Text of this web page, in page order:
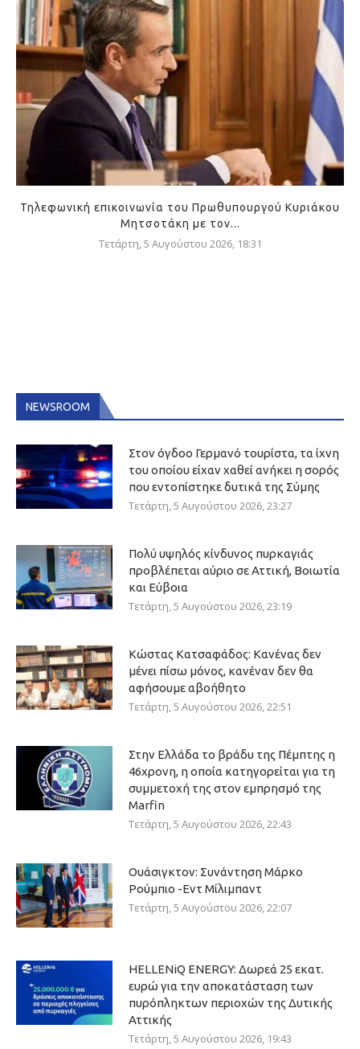
Τηλεφωνική επικοινωνία του Πρωθυπουργού Κυριάκου
Μητσοτάκη με τον...
Τετάρτη, 5 Αυγούστου 2026, 18:31
NEWSROOM
Στον όγδοο Γερμανό τουρίστα, τα ίχνη
του οποίου είχαν χαθεί ανήκει η σορός
που εντοπίστηκε δυτικά της Σύμης
Τετάρτη, 5 Αυγούστου 2026, 23:27
Πολύ υψηλός κίνδυνος πυρκαγιάς
προβλέπεται αύριο σε Αττική, Βοιωτία
και Εύβοια
Τετάρτη, 5 Αυγούστου 2026, 23:19
Κώστας Κατσαφάδος: Κανένας δεν
μένει πίσω μόνος, κανέναν δεν θα
αφήσουμε αβοήθητο
Τετάρτη, 5 Αυγούστου 2026, 22:51
Στην Ελλάδα το βράδυ της Πέμπτης η
46χρονη, η οποία κατηγορείται για τη
συμμετοχή της στον εμπρησμό της
Marfin
Τετάρτη, 5 Αυγούστου 2026, 22:43
Ουάσιγκτον: Συνάντηση Μάρκο
Ρούμπιο -Εντ Μίλιμπαντ
Τετάρτη, 5 Αυγούστου 2026, 22:07
HELLENiQ ENERGY: Δωρεά 25 εκατ.
ευρώ για την αποκατάσταση των
πυρόπληκτων περιοχών της Δυτικής
Αττικής
Τετάρτη, 5 Αυγούστου 2026, 19:43